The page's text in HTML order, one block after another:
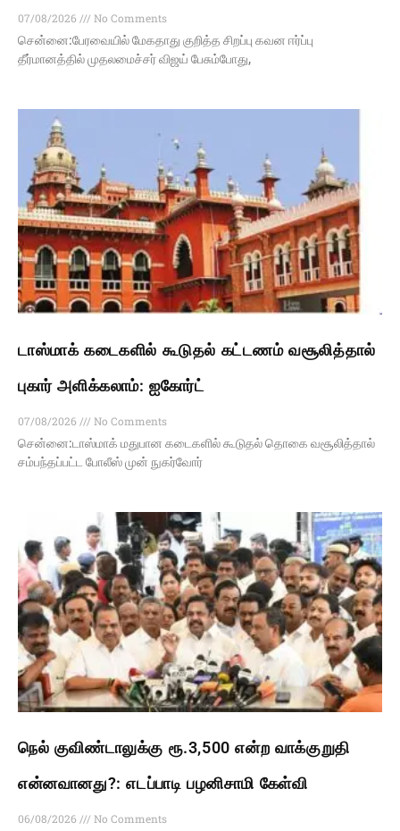
07/08/2026
No Comments
சென்னை:பேரவையில் மேகதாது குறித்த சிறப்பு கவன ஈர்ப்பு
தீர்மானத்தில் முதலமைச்சர் விஜய் பேசும்போது,
டாஸ்மாக் கடைகளில் கூடுதல் கட்டணம் வசூலித்தால்
புகார் அளிக்கலாம்: ஐகோர்ட்
07/08/2026
No Comments
சென்னை:டாஸ்மாக் மதுபான கடைகளில் கூடுதல் தொகை வசூலித்தால்
சம்பந்தப்பட்ட போலீஸ் முன் நுகர்வோர்
நெல் குவிண்டாலுக்கு ரூ.3,500 என்ற வாக்குறுதி
என்னவானது?: எடப்பாடி பழனிசாமி கேள்வி
06/08/2026
No Comments